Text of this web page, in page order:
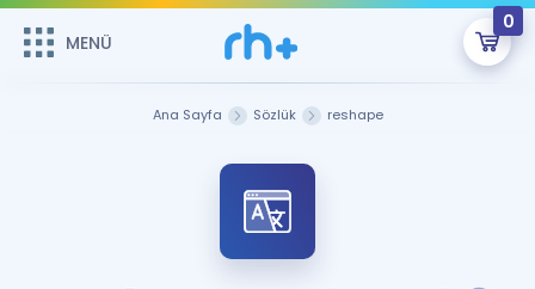
MENÜ
0
Sepetin Şu An Boş.
Remzi Hoca ile seni sınava hazırlayacak onlarca eğitim seni
bekliyor!
MENÜ
Ana Sayfa Sözlük reshape